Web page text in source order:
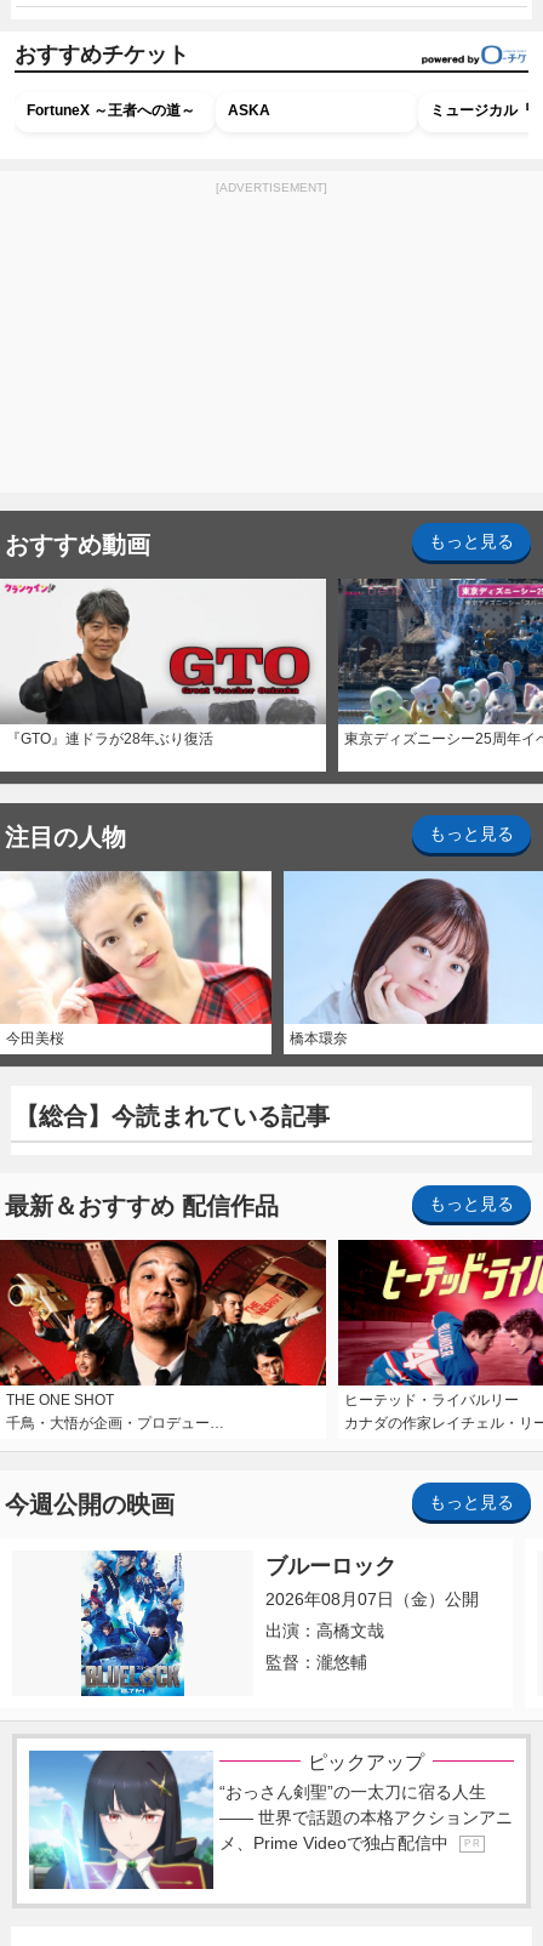
おすすめチケット
FortuneX ～王者への道～ ASKA ミュージカル『
[ADVERTISEMENT]
おすすめ動画 もっと見る
『GTO』連ドラが28年ぶり復活 東京ディズニーシー25周年イ
注目の人物 もっと見る
今田美桜 橋本環奈
【総合】今読まれている記事
最新＆おすすめ 配信作品 もっと見る
THE ONE SHOT
千鳥・大悟が企画・プロデュー…
ヒーテッド・ライバルリー
カナダの作家レイチェル・リ
今週公開の映画 もっと見る
ブルーロック
2026年08月07日（金）公開
出演：高橋文哉
監督：瀧悠輔
ピックアップ
“おっさん剣聖”の一太刀に宿る人生
―― 世界で話題の本格アクションアニ
メ、Prime Videoで独占配信中
P R